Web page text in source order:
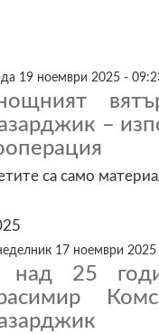
19 ноември 2025 -
–
са само
17 ноември
25